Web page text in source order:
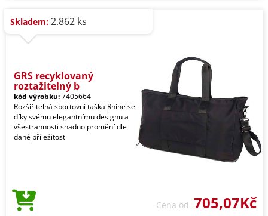
Skladem: 2.862 ks
GRS recyklovaný
roztažitelný b
kód výrobku:7405664
Rozšiřitelná sportovní taška Rhine se
díky svému elegantnímu designu a
všestrannosti snadno promění dle
dané příležitost
Cena od 705,07Kč